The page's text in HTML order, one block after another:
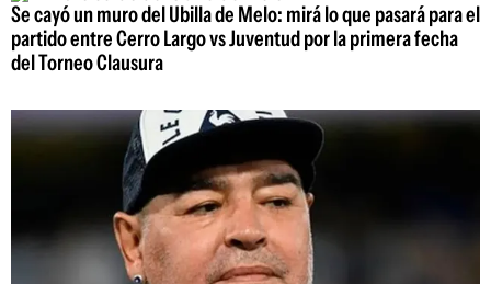
Se cayó un muro del Ubilla de Melo: mirá lo que pasará para el
partido entre Cerro Largo vs Juventud por la primera fecha
del Torneo Clausura